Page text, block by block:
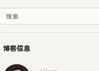
博客信息